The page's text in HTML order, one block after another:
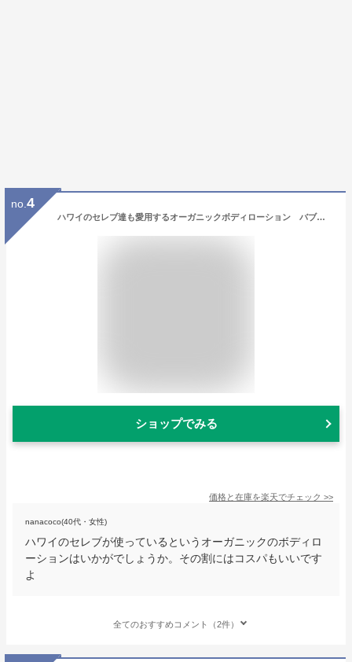
no. 4
ハワイのセレブ達も愛用するオーガニックボディローション バブルシャック シルキーボディローション （プルメリアサンセット） アメリカン雑貨 アメリカ雑貨 ハワイアン雑貨 ハワイ雑貨 ハワイグッズ ハワイアングッズ
ショップでみる
価格と在庫を楽天でチェック >>
nanacoco(40代・女性)
ハワイのセレブが使っているというオーガニックのボディロ
ーションはいかがでしょうか。その割にはコスパもいいです
よ
全てのおすすめコメント（2件）